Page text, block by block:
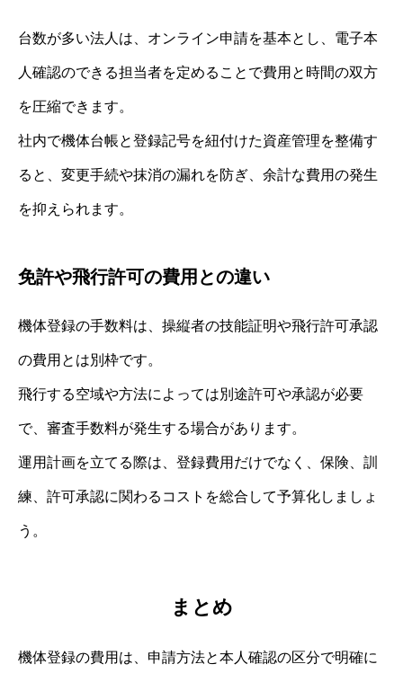
台数が多い法人は、オンライン申請を基本とし、電子本
人確認のできる担当者を定めることで費用と時間の双方
を圧縮できます。
社内で機体台帳と登録記号を紐付けた資産管理を整備す
ると、変更手続や抹消の漏れを防ぎ、余計な費用の発生
を抑えられます。
免許や飛行許可の費用との違い
機体登録の手数料は、操縦者の技能証明や飛行許可承認
の費用とは別枠です。
飛行する空域や方法によっては別途許可や承認が必要
で、審査手数料が発生する場合があります。
運用計画を立てる際は、登録費用だけでなく、保険、訓
練、許可承認に関わるコストを総合して予算化しましょ
う。
まとめ
機体登録の費用は、申請方法と本人確認の区分で明確に